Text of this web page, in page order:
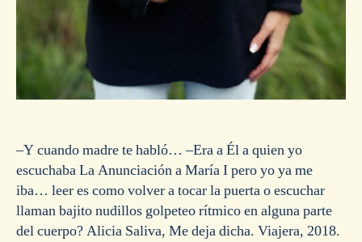
–Y cuando madre te habló… –Era a Él a quien yo
escuchaba La Anunciación a María I pero yo ya me
iba… leer es como volver a tocar la puerta o escuchar
llaman bajito nudillos golpeteo rítmico en alguna parte
del cuerpo? Alicia Saliva, Me deja dicha. Viajera, 2018.